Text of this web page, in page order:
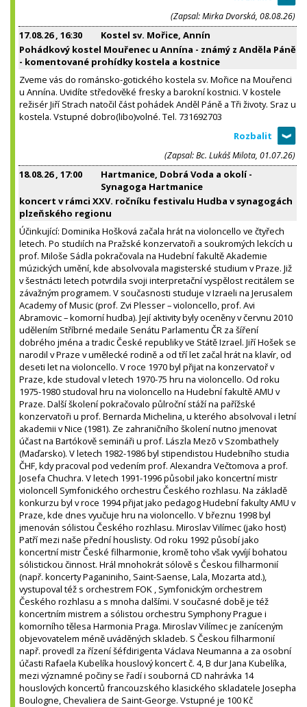
(Zapsal: Mirka Dvorská, 08.08.26)
17.08.26, 16:30
Kostel sv. Mořice, Annín
Pohádkový kostel Mouřenec u Annína - známý z Anděla Páně
- komentované prohídky kostela a kostnice
Zveme vás do románsko-gotického kostela sv. Mořice na Mouřenci
u Annína. Uvidíte středověké fresky a barokní kostnici. V kostele
režisér Jiří Strach natočil část pohádek Anděl Páně a Tři životy. Sraz u
kostela. Vstupné dobro(libo)volné. Tel. 731692703
(Zapsal: Bc. Lukáš Milota, 01.07.26)
18.08.26, 17:00
Hartmanice, Dobrá Voda a okolí -
Synagoga Hartmanice
koncert v rámci XXV. ročníku festivalu Hudba v synagogách
plzeňského regionu
Účinkující: Dominika Hošková začala hrát na violoncello ve čtyřech
letech. Po studiích na Pražské konzervatoři a soukromých lekcích u
prof. Miloše Sádla pokračovala na Hudební fakultě Akademie
múzických umění, kde absolvovala magisterské studium v Praze. Již
v šestnácti letech potvrdila svoji interpretační vyspělost recitálem se
závažným programem. V současnosti studuje v Izraeli na Jerusalem
Academy of Music (prof. Zvi Plesser – violoncello, prof. Avi
Abramovic – komorní hudba). Její aktivity byly oceněny v červnu 2010
udělením Stříbrné medaile Senátu Parlamentu ČR za šíření
dobrého jména a tradic České republiky ve Státě Izrael. Jiří Hošek se
narodil v Praze v umělecké rodině a od tří let začal hrát na klavír, od
deseti let na violoncello. V roce 1970 byl přijat na konzervatoř v
Praze, kde studoval v letech 1970-75 hru na violoncello. Od roku
1975-1980 studoval hru na violoncello na Hudební fakultě AMU v
Praze. Další školení pokračovalo půlroční stáží na pařížské
konzervatoři u prof. Bernarda Michelina, u kterého absolvoval i letní
akademii v Nice (1981). Ze zahraničního školení nutno jmenovat
účast na Bartókově semináři u prof. Lászla Mezõ v Szombathely
(Maďarsko). V letech 1982-1986 byl stipendistou Hudebního studia
ČHF, kdy pracoval pod vedením prof. Alexandra Večtomova a prof.
Josefa Chuchra. V letech 1991-1996 působil jako koncertní mistr
violoncell Symfonického orchestru Českého rozhlasu. Na základě
konkurzu byl v roce 1994 přijat jako pedagog Hudební fakulty AMU v
Praze, kde dnes vyučuje hru na violoncello. V březnu 1998 byl
jmenován sólistou Českého rozhlasu. Miroslav Vilímec (jako host)
Patří mezi naše přední houslisty. Od roku 1992 působí jako
koncertní mistr České filharmonie, kromě toho však vyvíjí bohatou
sólistickou činnost. Hrál mnohokrát sólově s Českou filharmonií
(např. koncerty Paganiniho, Saint-Saense, Lala, Mozarta atd.),
vystupoval též s orchestrem FOK , Symfonickým orchestrem
Českého rozhlasu a s mnoha dalšími. V současné době je též
koncertním mistrem a sólistou orchestru Symphony Prague i
komorního tělesa Harmonia Praga. Miroslav Vilímec je zaníceným
objevovatelem méně uváděných skladeb. S Českou filharmonií
např. provedl za řízení šéfdirigenta Václava Neumanna a za osobní
účasti Rafaela Kubelíka houslový koncert č. 4, B dur Jana Kubelíka,
mezi významné počiny se řadí i souborná CD nahrávka 14
houslových koncertů francouzského klasického skladatele Josepha
Boulogne, Chevaliera de Saint-George. Vstupné je 100 Kč